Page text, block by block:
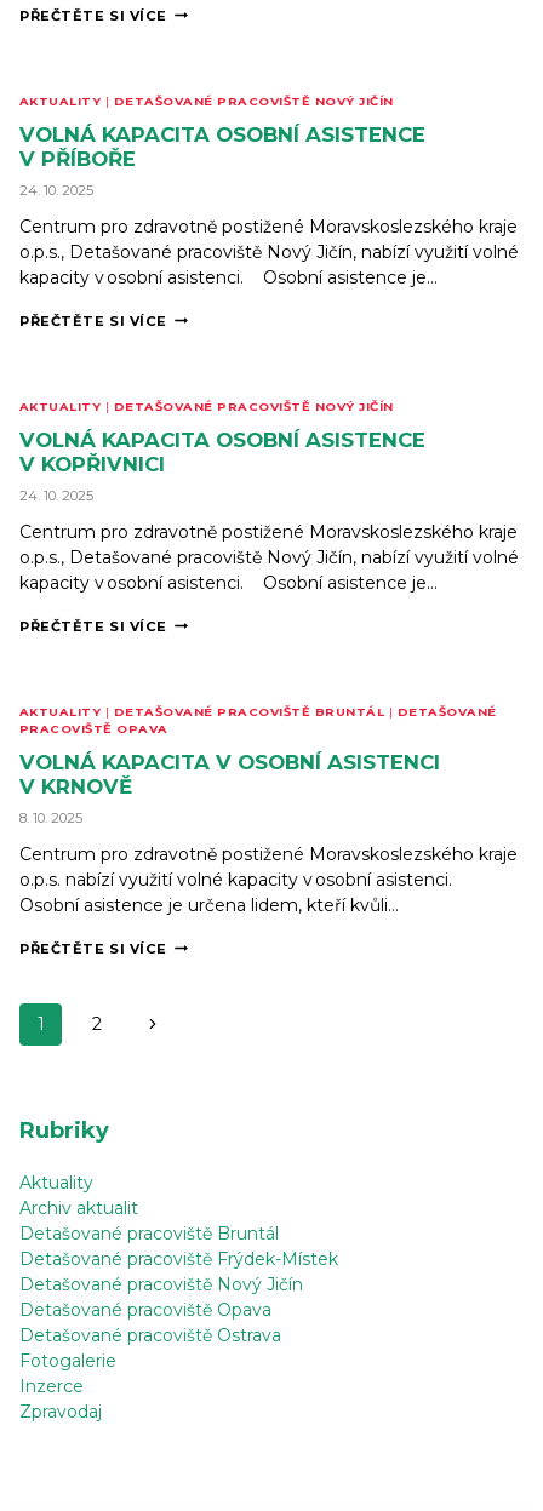
PŘEČTĚTE SI VÍCE VOLNÁ
AKTUALITY | DETAŠOVANÉ PRACOVIŠTĚ NOVÝ JIČÍN
VOLNÁ KAPACITA OSOBNÍ ASISTENCE
V PŘÍBOŘE
24. 10. 2025
Centrum pro zdravotně postižené Moravskoslezského kraje
o.p.s., Detašované pracoviště Nový Jičín, nabízí využití volné
kapacity v osobní asistenci. Osobní asistence je…
PŘEČTĚTE SI VÍCE VOLNÁ
AKTUALITY | DETAŠOVANÉ PRACOVIŠTĚ NOVÝ JIČÍN
VOLNÁ KAPACITA OSOBNÍ ASISTENCE
V KOPŘIVNICI
24. 10. 2025
Centrum pro zdravotně postižené Moravskoslezského kraje
o.p.s., Detašované pracoviště Nový Jičín, nabízí využití volné
kapacity v osobní asistenci. Osobní asistence je…
PŘEČTĚTE SI VÍCE VOLNÁ
AKTUALITY | DETAŠOVANÉ PRACOVIŠTĚ BRUNTÁL | DETAŠOVANÉ
PRACOVIŠTĚ OPAVA
VOLNÁ KAPACITA V OSOBNÍ ASISTENCI
V KRNOVĚ
8. 10. 2025
Centrum pro zdravotně postižené Moravskoslezského kraje
o.p.s. nabízí využití volné kapacity v osobní asistenci.
Osobní asistence je určena lidem, kteří kvůli…
PŘEČTĚTE SI VÍCE VOLNÁ
Navigace
na
1 2
Další
Rubriky
Aktuality
Archiv aktualit
Detašované pracoviště Bruntál
Detašované pracoviště Frýdek-Místek
Detašované pracoviště Nový Jičín
Detašované pracoviště Opava
Detašované pracoviště Ostrava
Fotogalerie
Inzerce
Zpravodaj